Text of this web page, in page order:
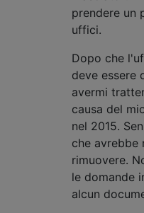
prendere un
uffici.
Dopo che
deve essere
avermi
causa del
nel 2015.
che avrebbe
rimuovere.
le domande
alcun